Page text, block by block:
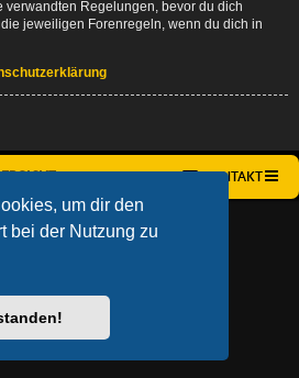
um dir den
bei der Nutzung zu
Regelungen, bevor du dich
jeweiligen Forenregeln, wenn du dich in
KONTAKT
STYLE BYIAN BRADLEY
® FORUM SOFTWARE © PHPBB LIMITED
DURCH